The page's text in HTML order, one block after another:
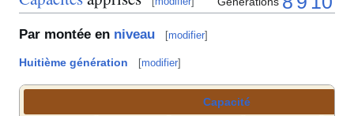
Par montée en niveau [modifier]
Huitième génération [modifier]
Capacité